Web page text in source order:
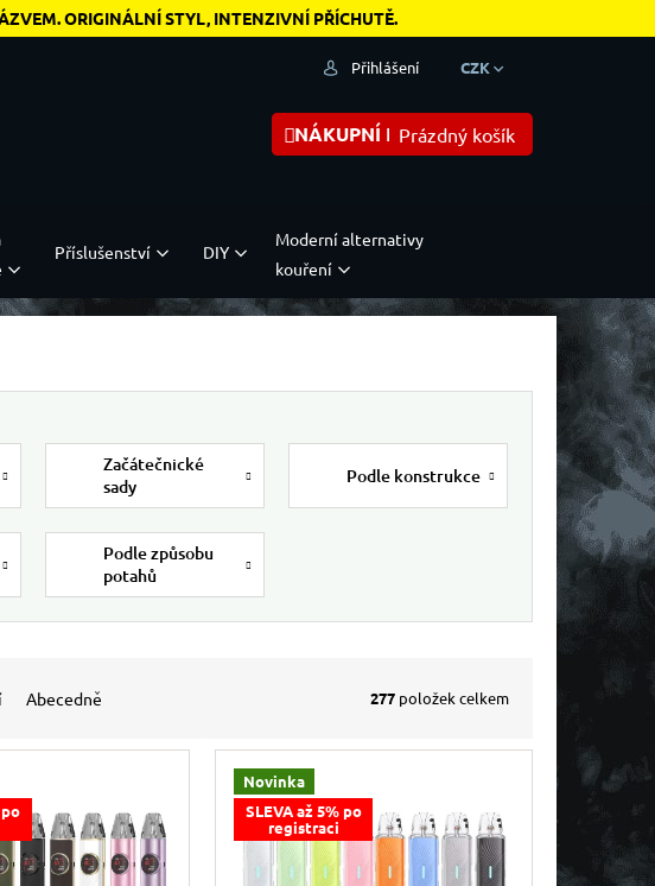
ORIGINÁLNÍ STYL, INTENZIVNÍ PŘÍCHUTĚ.
CZK
Přihlášení
NÁKUPNÍ KOŠÍKPrázdný košík
Příslušenství DIY
Moderní alternativy
kouření
Začátečnické
sady
Podle konstrukce
Podle způsobu
potahů
Abecedně 277 položek celkem
po
Novinka
SLEVA až 5% po
registraci